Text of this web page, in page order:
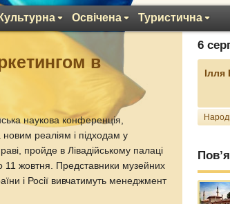
Культурна Освічена Туристична
в
наукова конференція,
новим реаліям і підходам у
пройде в Лівадійському палаці
11 жовтня. Представники музейних
і Росії вивчатимуть менеджмент
6
Ілля